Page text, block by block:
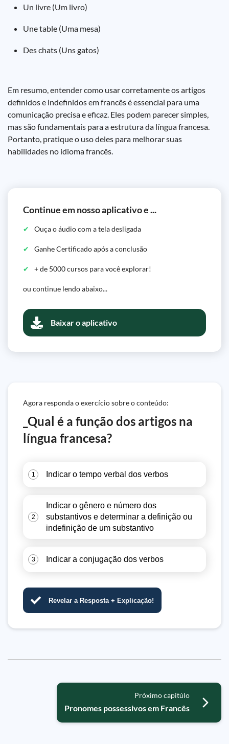
Un livre (Um livro)
Une table (Uma mesa)
Des chats (Uns gatos)
Em resumo, entender como usar corretamente os artigos
definidos e indefinidos em francês é essencial para uma
comunicação precisa e eficaz. Eles podem parecer simples,
mas são fundamentais para a estrutura da língua francesa.
Portanto, pratique o uso deles para melhorar suas
habilidades no idioma francês.
Continue em nosso aplicativo e ...
Ouça o áudio com a tela desligada
Ganhe Certificado após a conclusão
+ de 5000 cursos para você explorar!
ou continue lendo abaixo...
Baixar o aplicativo
Agora responda o exercício sobre o conteúdo:
_Qual é a função dos artigos na
língua francesa?
1 Indicar o tempo verbal dos verbos
2
Indicar o gênero e número dos
substantivos e determinar a definição ou
indefinição de um substantivo
3 Indicar a conjugação dos verbos
Revelar a Resposta + Explicação!
Próximo capitúlo
Pronomes possessivos em Francês